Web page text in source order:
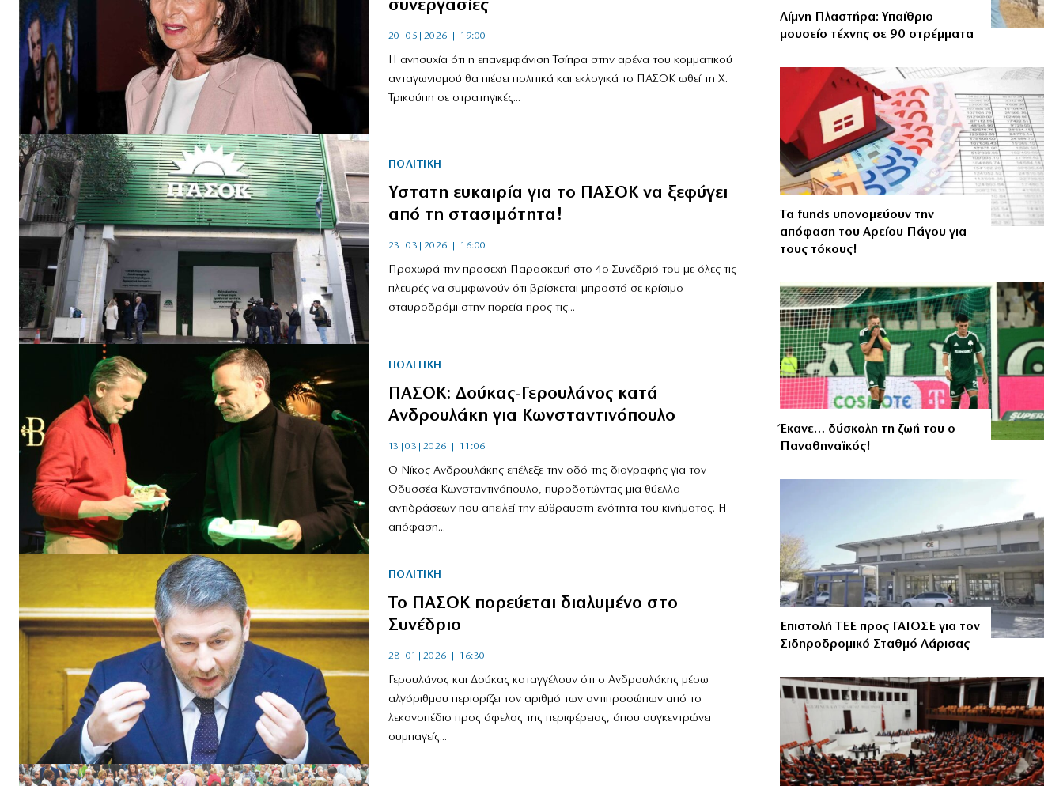
συνεργασίες
20|05|2026 | 19:00
Η ανησυχία ότι η επανεμφάνιση Τσίπρα στην αρένα του κομματικού
ανταγωνισμού θα πιέσει πολιτικά και εκλογικά το ΠΑΣΟΚ ωθεί τη Χ.
Τρικούπη σε στρατηγικές...
ΠΟΛΙΤΙΚΗ
Υστατη ευκαιρία για το ΠΑΣΟΚ να ξεφύγει
από τη στασιμότητα!
23|03|2026 | 16:00
Προχωρά την προσεχή Παρασκευή στο 4ο Συνέδριό του με όλες τις
πλευρές να συμφωνούν ότι βρίσκεται μπροστά σε κρίσιμο
σταυροδρόμι στην πορεία προς τις...
ΠΟΛΙΤΙΚΗ
ΠΑΣΟΚ: Δούκας-Γερουλάνος κατά
Ανδρουλάκη για Κωνσταντινόπουλο
13|03|2026 | 11:06
Ο Νίκος Ανδρουλάκης επέλεξε την οδό της διαγραφής για τον
Οδυσσέα Κωνσταντινόπουλο, πυροδοτώντας μια θύελλα
αντιδράσεων που απειλεί την εύθραυστη ενότητα του κινήματος. Η
απόφαση...
ΠΟΛΙΤΙΚΗ
Το ΠΑΣΟΚ πορεύεται διαλυμένο στο
Συνέδριο
28|01|2026 | 16:30
Γερουλάνος και Δούκας καταγγέλουν ότι ο Ανδρουλάκης μέσω
αλγόριθμου περιορίζει τον αριθμό των αντιπροσώπων από το
λεκανοπέδιο προς όφελος της περιφέρειας, όπου συγκεντρώνει
συμπαγείς...
Λίμνη Πλαστήρα: Υπαίθριο
μουσείο τέχνης σε 90 στρέμματα
Τα funds υπονομεύουν την
απόφαση του Αρείου Πάγου για
τους τόκους!
Έκανε… δύσκολη τη ζωή του ο
Παναθηναϊκός!
Επιστολή ΤΕΕ προς ΓΑΙΟΣΕ για τον
Σιδηροδρομικό Σταθμό Λάρισας